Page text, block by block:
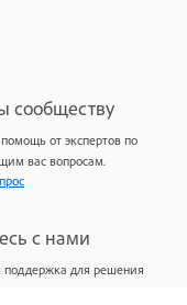
сообществу
от экспертов по
вас вопросам.
с нами
поддержка для решения